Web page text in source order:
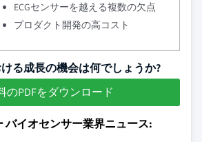
ECGセンサーを越える複数の欠点
プロダクト開発の高コスト
る成長の機会は何でしょうか?
のPDFをダウンロード
バイオセンサー業界ニュース: